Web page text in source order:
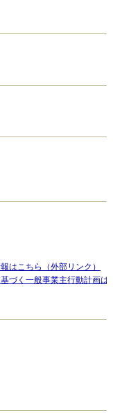
はこちら（外部リンク）
づく一般事業主行動計画は